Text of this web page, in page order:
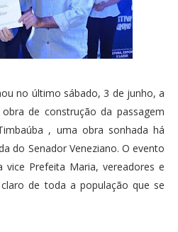
no último sábado, 3 de junho, a
de construção da passagem
, uma obra sonhada há
do Senador Veneziano. O evento
Prefeita Maria, vereadores e
de toda a população que se